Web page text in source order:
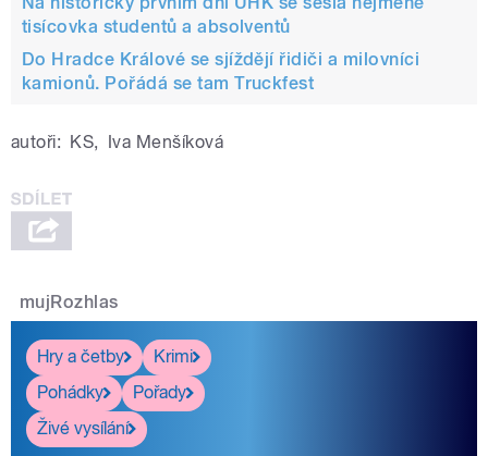
tisícovka studentů a absolventů
Do Hradce Králové se sjíždějí řidiči a milovníci
kamionů. Pořádá se tam Truckfest
autoři: KS, Iva Menšíková
mujRozhlas
Hry a četby
Krimi
Pohádky
Pořady
Živé vysílání